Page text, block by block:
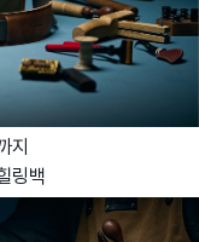
지
링백